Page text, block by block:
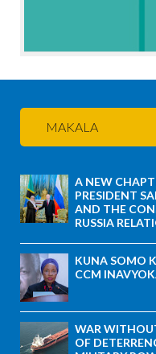
MAKALA
A NEW
PRESIDENT
AND THE
RUSSIA
KUNA SOMO
CCM
WAR
OF